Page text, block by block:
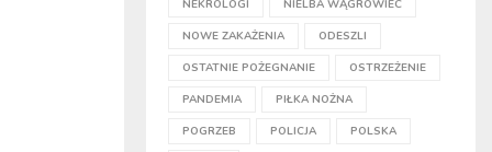
NEKROLOGI NIELBA WĄGROWIEC
NOWE ZAKAŻENIA ODESZLI
OSTATNIE POŻEGNANIE OSTRZEŻENIE
PANDEMIA PIŁKA NOŻNA
POGRZEB POLICJA POLSKA